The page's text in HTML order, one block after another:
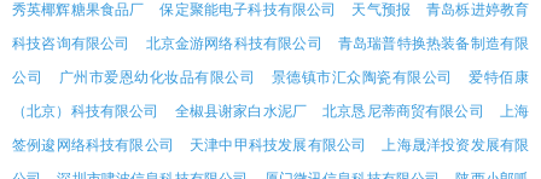
秀英椰辉糖果食品厂
保定聚能电子科技有限公司 天气预报
青岛栎进婷教育
科技咨询有限公司
北京金游网络科技有限公司
青岛瑞普特换热装备制造有限
公司
广州市爱恩幼化妆品有限公司 景德镇市汇众陶瓷有限公司
爱特佰康
（北京）科技有限公司
全椒县谢家白水泥厂 北京恳尼蒂商贸有限公司
上海
签例逡网络科技有限公司
天津中甲科技发展有限公司
上海晟洋投资发展有限